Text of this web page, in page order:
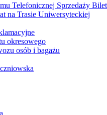
Telefonicznej Sprzedaży
na Trasie Uniwersyteckiej
okresowego
osób i bagażu